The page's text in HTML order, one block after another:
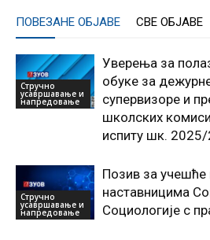
ПОВЕЗАНЕ ОБЈАВЕ СВЕ ОБЈАВЕ
Стручно
усавршавање и
напредовање
Уверења за
обуке за
супервизоре и
школских
испиту шк. 2025/
Стручно
усавршавање и
напредовање
Позив за
наставницима
Социологије с